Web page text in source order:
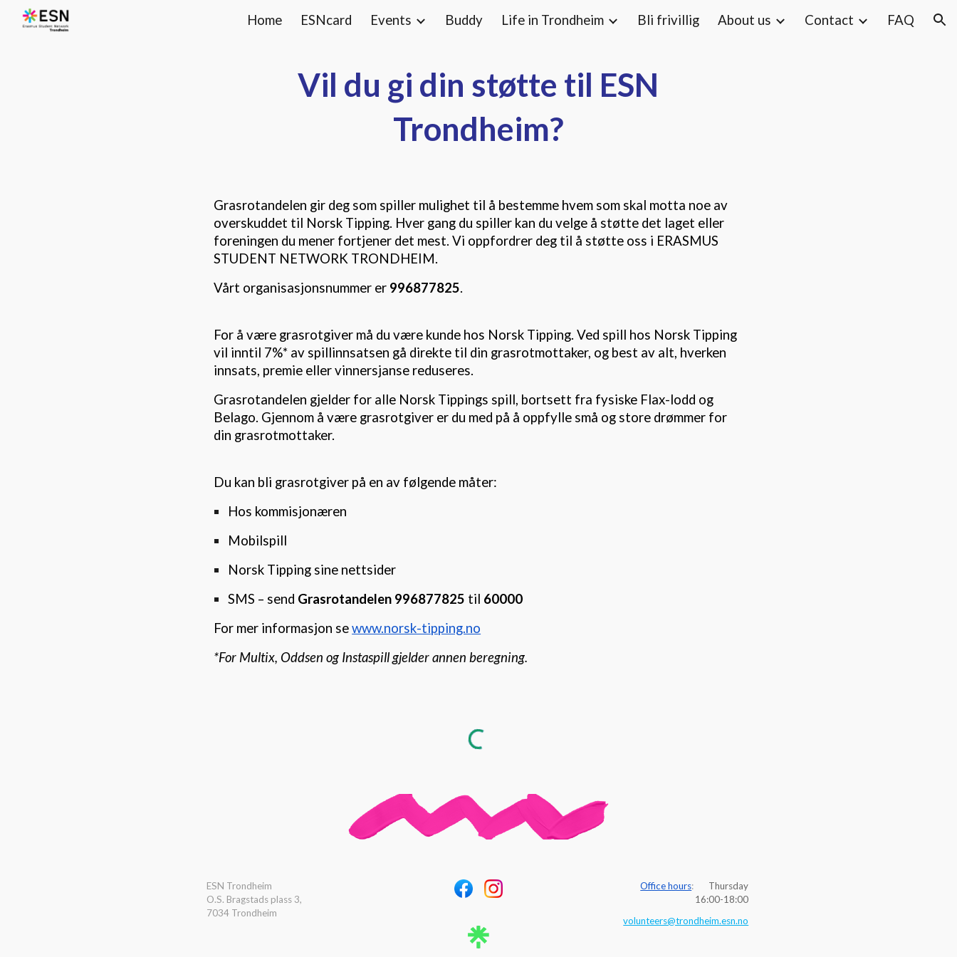
Skip to main content Skip to navigation
Home ESNcard Events Buddy Life in Trondheim Bli frivillig About us Contact FAQ
Vil du gi din støtte til ESN
Trondheim?
Grasrotandelen gir deg som spiller mulighet til å bestemme hvem som skal motta noe av
overskuddet til Norsk Tipping. Hver gang du spiller kan du velge å støtte det laget eller
foreningen du mener fortjener det mest. Vi oppfordrer deg til å støtte oss i ERASMUS
STUDENT NETWORK TRONDHEIM.
Vårt organisasjonsnummer er 996877825.
For å være grasrotgiver må du være kunde hos Norsk Tipping. Ved spill hos Norsk Tipping
vil inntil 7%* av spillinnsatsen gå direkte til din grasrotmottaker, og best av alt, hverken
innsats, premie eller vinnersjanse reduseres.
Grasrotandelen gjelder for alle Norsk Tippings spill, bortsett fra fysiske Flax-lodd og
Belago. Gjennom å være grasrotgiver er du med på å oppfylle små og store drømmer for
din grasrotmottaker.
Du kan bli grasrotgiver på en av følgende måter:
Hos kommisjonæren
Mobilspill
Norsk Tipping sine nettsider
SMS – send Grasrotandelen 996877825 til 60000
For mer informasjon sewww.norsk-tipping.no
*For Multix, Oddsen og Instaspill gjelder annen beregning.
ESN Trondheim
O.S. Bragstads plass 3,
7034 Trondheim
Office hours:
Thursday
16:00-18:00
volunteers@trondheim.esn.no